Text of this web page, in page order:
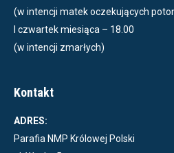
(w intencji matek oczekujących
I czwartek miesiąca – 18.00
(w intencji zmarłych)
Kontakt
ADRES:
Parafia NMP Królowej Polski